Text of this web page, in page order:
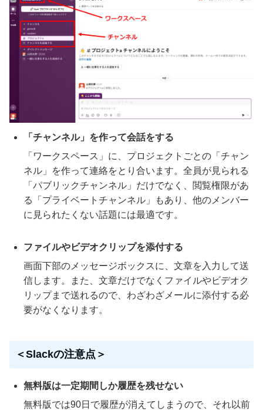
「チャンネル」を作って会話をする
「ワークスペース」に、プロジェクトごとの「チャン
ネル」を作って連絡をとり合います。全員が見られる
「パブリックチャンネル」だけでなく、閲覧権限があ
る「プライベートチャンネル」もあり、他のメンバー
に見られたくない話題には最適です。
ファイルやビデオクリップを添付する
画面下部のメッセージボックスに、文章を入力して送
信します。また、文章だけでなくファイルやビデオク
リップまで送れるので、わざわざメールに添付する必
要がなくなります。
＜Slackの注意点＞
無料版は一定期間しか履歴を残せない
無料版では90日で履歴が消えてしまうので、それ以前